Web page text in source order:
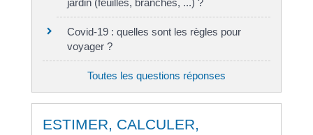
jardin (feuilles, branches, ...) ?
Covid-19 : quelles sont les règles pour
voyager ?
Toutes les questions réponses
ESTIMER, CALCULER,